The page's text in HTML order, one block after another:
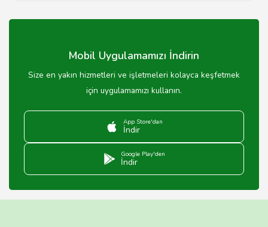
kumaşlardan, sünger ve benzeri malzemelerden yapılır.
Mobil Uygulamamızı İndirin
Size en yakın hizmetleri ve işletmeleri kolayca keşfetmek
için uygulamamızı kullanın.
App Store'dan
İndir
Google Play'den
İndir